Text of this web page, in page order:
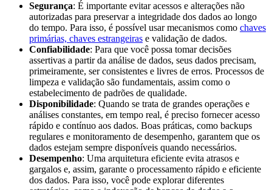
Segurança: É importante evitar acessos e alterações não
autorizadas para preservar a integridade dos dados ao longo
do tempo. Para isso, é possível usar mecanismos como chaves
primárias, chaves estrangeiras e validação de dados.
Confiabilidade: Para que você possa tomar decisões
assertivas a partir da análise de dados, seus dados precisam,
primeiramente, ser consistentes e livres de erros. Processos de
limpeza e validação são fundamentais, assim como o
estabelecimento de padrões de qualidade.
Disponibilidade: Quando se trata de grandes operações e
análises constantes, em tempo real, é preciso fornecer acesso
rápido e contínuo aos dados. Boas práticas, como backups
regulares e monitoramento de desempenho, garantem que os
dados estejam sempre disponíveis quando necessários.
Desempenho: Uma arquitetura eficiente evita atrasos e
gargalos e, assim, garante o processamento rápido e eficiente
dos dados. Para isso, você pode explorar diferentes